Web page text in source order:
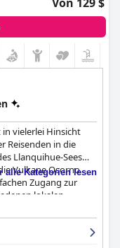
vielerlei Hinsicht
Reisenden in die
Llanquihue-Sees
Vulkane Osorno
Zugang zur
lokalen
ruhige Lage wird
alle Kategorien lesen